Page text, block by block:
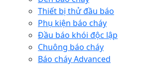
Thiết bị thử đầu báo
Phụ kiện báo cháy
Đầu báo khói độc lập
Chuông báo cháy
Báo cháy Advanced